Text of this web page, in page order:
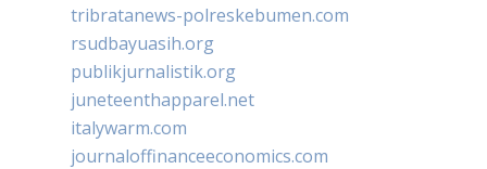
tribratanews-polreskebumen.com
rsudbayuasih.org
publikjurnalistik.org
juneteenthapparel.net
italywarm.com
journaloffinanceeconomics.com